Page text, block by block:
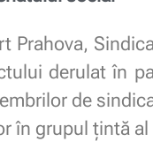
Prahova,
derulat în
de
în grupul țintă